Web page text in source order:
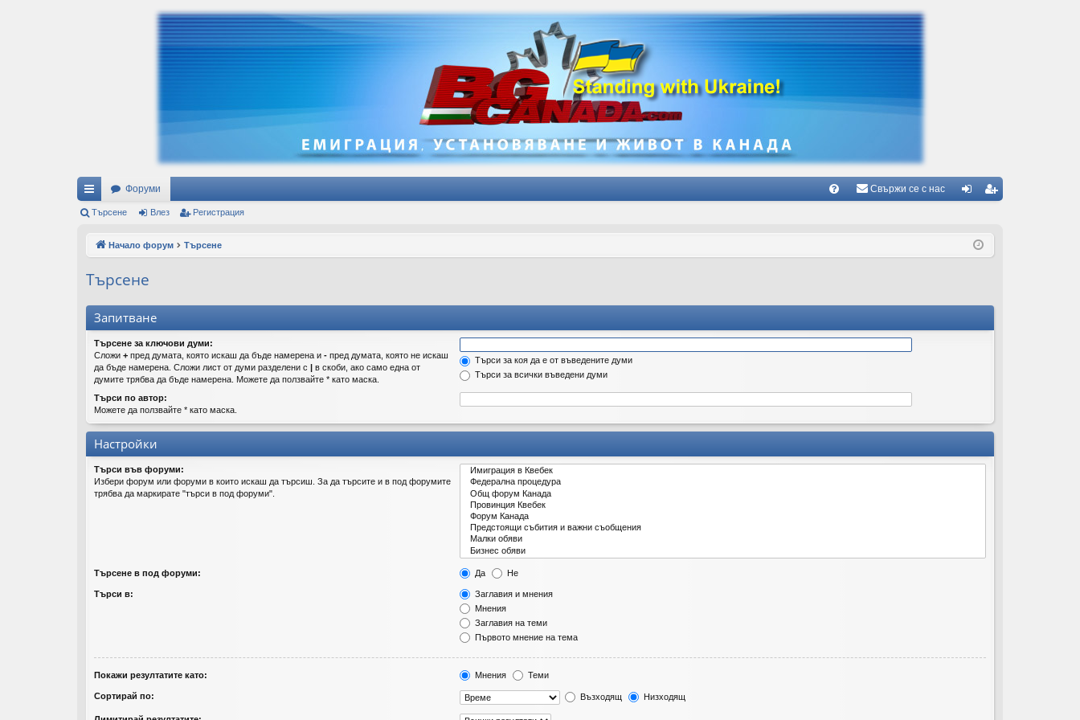
Б
ъ
вр
ъз
ки
Форуми
О
ор
и
Свържи се с нас
ис
ия
Търсене Влез Регистрация
Начало форум Търсене
Търсене
Запитване
Търсене за ключови думи:
Сложи + пред думата, която искаш да бъде намерена и - пред думата, която не искаш
да бъде намерена. Сложи лист от думи разделени с | в скоби, ако само една от
думите трябва да бъде намерена. Можете да ползвайте * като маска.
Търси за коя да е от въведените думи
Търси за всички въведени думи
Търси по автор:
Можете да ползвайте * като маска.
Настройки
Търси във форуми:
Избери форум или форуми в които искаш да търсиш. За да търсите и в под форумите
трябва да маркирате "търси в под форуми".
Търсене в под форуми: Да Не
Търси в:
Заглавия и мнения
Мнения
Заглавия на теми
Първото мнение на тема
Покажи резултатите като: Мнения Теми
Сортирай по: Възходящ Низходящ